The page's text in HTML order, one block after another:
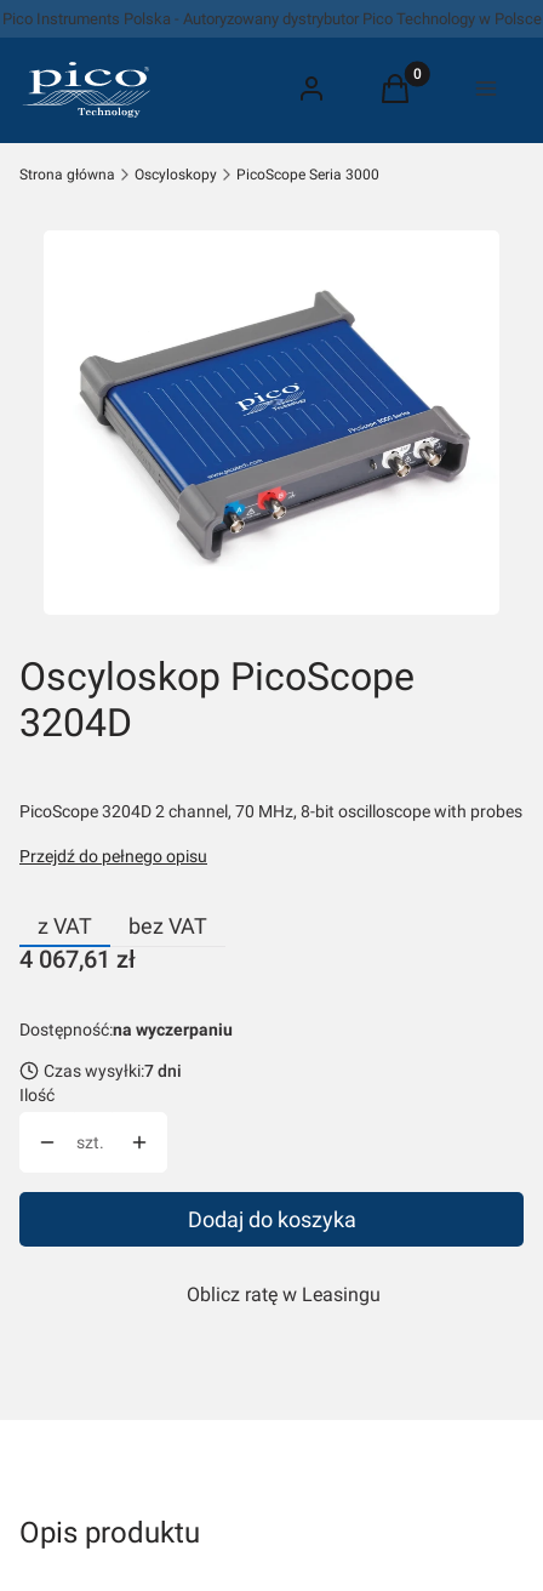
Pico Instruments Polska - Autoryzowany dystrybutor Pico Technology w Polsce
Zaloguj się Produkty w
Koszyk Menu
Strona główna Oscyloskopy PicoScope Seria 3000
Oscyloskop PicoScope
3204D
PicoScope 3204D 2 channel, 70 MHz, 8-bit oscilloscope with probes
Przejdź do pełnego opisu
z VAT bez VAT
Cena
4 067,61 zł
Dostępność:na wyczerpaniu
Czas wysyłki:7 dni
Ilość
szt.
Dodaj do koszyka
Oblicz ratę w Leasingu
Opis produktu